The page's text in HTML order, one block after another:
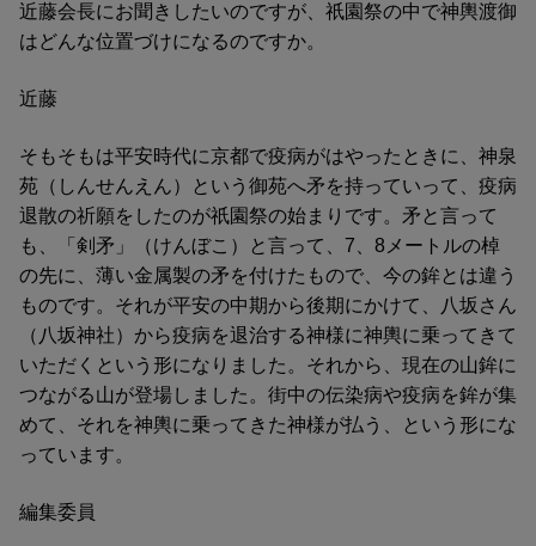
近藤会長にお聞きしたいのですが、祇園祭の中で神輿渡御
はどんな位置づけになるのですか。
近藤
そもそもは平安時代に京都で疫病がはやったときに、神泉
苑（しんせんえん）という御苑へ矛を持っていって、疫病
退散の祈願をしたのが祇園祭の始まりです。矛と言って
も、「剣矛」（けんぼこ）と言って、7、8メートルの棹
の先に、薄い金属製の矛を付けたもので、今の鉾とは違う
ものです。それが平安の中期から後期にかけて、八坂さん
（八坂神社）から疫病を退治する神様に神輿に乗ってきて
いただくという形になりました。それから、現在の山鉾に
つながる山が登場しました。街中の伝染病や疫病を鉾が集
めて、それを神輿に乗ってきた神様が払う、という形にな
っています。
編集委員